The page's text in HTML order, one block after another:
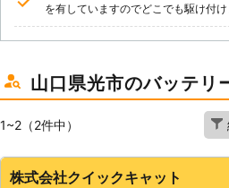
を有していますのでどこでも駆け付け
山口県光市のバッテリ
1~2（2件中）
株式会社クイックキャット